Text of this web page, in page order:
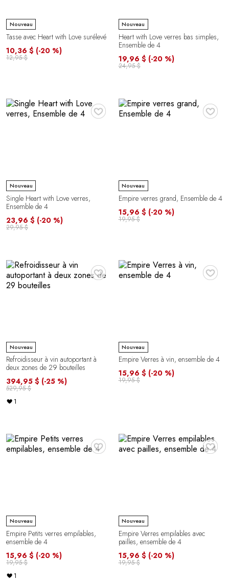
Nouveau
Tasse avec Heart with Love surélevé
10,36 $ (-20 %)
12,95 $
Nouveau
Heart with Love verres bas simples,
Ensemble de 4
19,96 $ (-20 %)
24,95 $
♥
Nouveau
Single Heart with Love verres,
Ensemble de 4
23,96 $ (-20 %)
29,95 $
♥
Nouveau
Empire verres grand, Ensemble de 4
15,96 $ (-20 %)
19,95 $
♥
Nouveau
Refroidisseur à vin autoportant à
deux zones de 29 bouteilles
394,95 $ (-25 %)
529,95 $
1
♥
Nouveau
Empire Verres à vin, ensemble de 4
15,96 $ (-20 %)
19,95 $
♥
Nouveau
Empire Petits verres empilables,
ensemble de 4
15,96 $ (-20 %)
19,95 $
1
♥
Nouveau
Empire Verres empilables avec
pailles, ensemble de 4
15,96 $ (-20 %)
19,95 $